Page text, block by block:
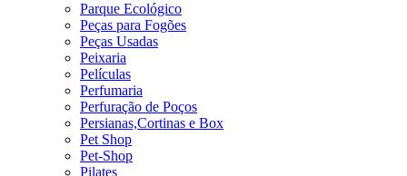
Parque Ecológico
Peças para Fogões
Peças Usadas
Peixaria
Películas
Perfumaria
Perfuração de Poços
Persianas,Cortinas e Box
Pet Shop
Pet-Shop
Pilates